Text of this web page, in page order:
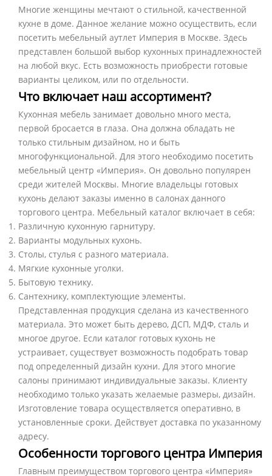
Многие женщины мечтают о стильной, качественной
кухне в доме. Данное желание можно осуществить, если
посетить мебельный аутлет Империя в Москве. Здесь
представлен большой выбор кухонных принадлежностей
на любой вкус. Есть возможность приобрести готовые
варианты целиком, или по отдельности.
Что включает наш ассортимент?
Кухонная мебель занимает довольно много места,
первой бросается в глаза. Она должна обладать не
только стильным дизайном, но и быть
многофункциональной. Для этого необходимо посетить
мебельный центр «Империя». Он довольно популярен
среди жителей Москвы. Многие владельцы готовых
кухонь делают заказы именно в салонах данного
торгового центра. Мебельный каталог включает в себя:
Различную кухонную гарнитуру.
Варианты модульных кухонь.
Столы, стулья с разного материала.
Мягкие кухонные уголки.
Бытовую технику.
Сантехнику, комплектующие элементы.
Представленная продукция сделана из качественного
материала. Это может быть дерево, ДСП, МДФ, сталь и
многое другое. Если каталог готовых кухонь не
устраивает, существует возможность подобрать товар
под определенный дизайн кухни. Для этого многие
салоны принимают индивидуальные заказы. Клиенту
необходимо только указать желаемые размеры, дизайн.
Изготовление товара осуществляется оперативно, в
установленные сроки. Действует доставка по указанному
адресу.
Особенности торгового центра Империя
Главным преимуществом торгового центра «Империя»